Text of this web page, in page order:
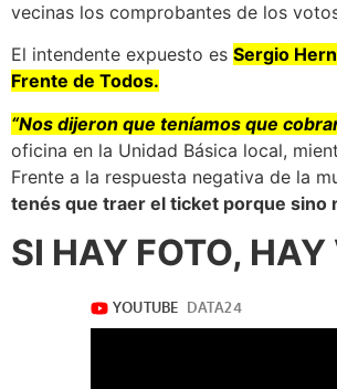
vecinas los comprobantes de los
El intendente expuesto es Sergio
Frente de Todos.
“Nos dijeron que teníamos que
oficina en la Unidad Básica local,
Frente a la respuesta negativa de la
tenés que traer el ticket porque sino
SI HAY FOTO, HAY